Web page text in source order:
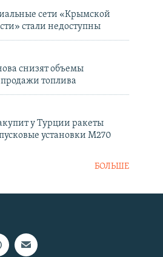
сети «Крымской
стали недоступны
снизят объемы
топлива
у Турции ракеты
установки M270
БОЛЬШЕ